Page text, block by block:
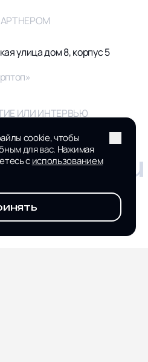
улица дом 8, корпус 5
ИЛИ ИНТЕРВЬЮ
cookie, чтобы
для вас. Нажимая
сиспользованием